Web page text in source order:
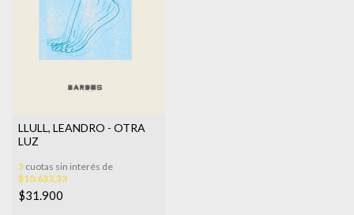
LLULL, LEANDRO - OTRA
LUZ
3 cuotas sin interés de
$10.633,33
$31.900